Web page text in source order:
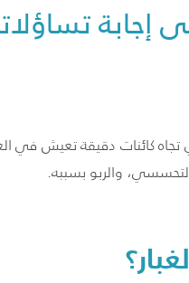
كائنات دقيقة تعيش في
والربو بسببه.